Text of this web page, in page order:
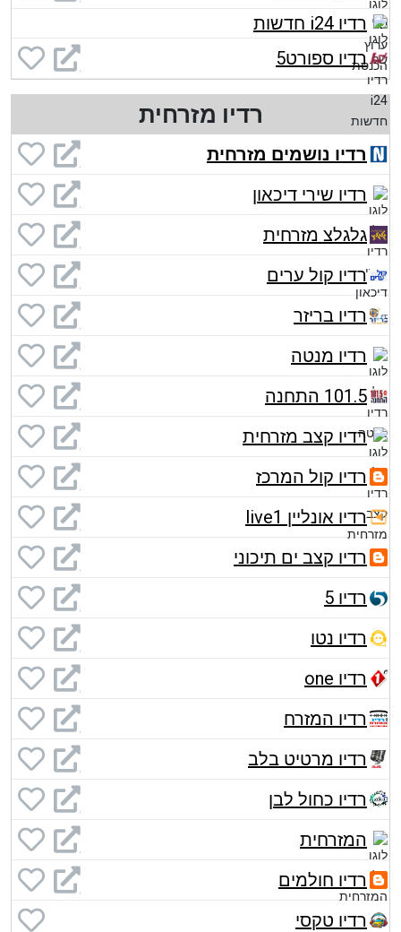
רדיו i24 חדשות
רדיו ספורט5
רדיו מזרחית
רדיו נושמים מזרחית
רדיו שירי דיכאון
גלגלצ מזרחית
רדיו קול ערים
רדיו בריזר
רדיו מנטה
101.5 התחנה
רדיו קצב מזרחית
רדיו קול המרכז
רדיו אונליין live1
רדיו קצב ים תיכוני
רדיו 5
רדיו נטו
רדיו one
רדיו המזרח
רדיו מרטיט בלב
רדיו כחול לבן
המזרחית
רדיו חולמים
רדיו טקסי